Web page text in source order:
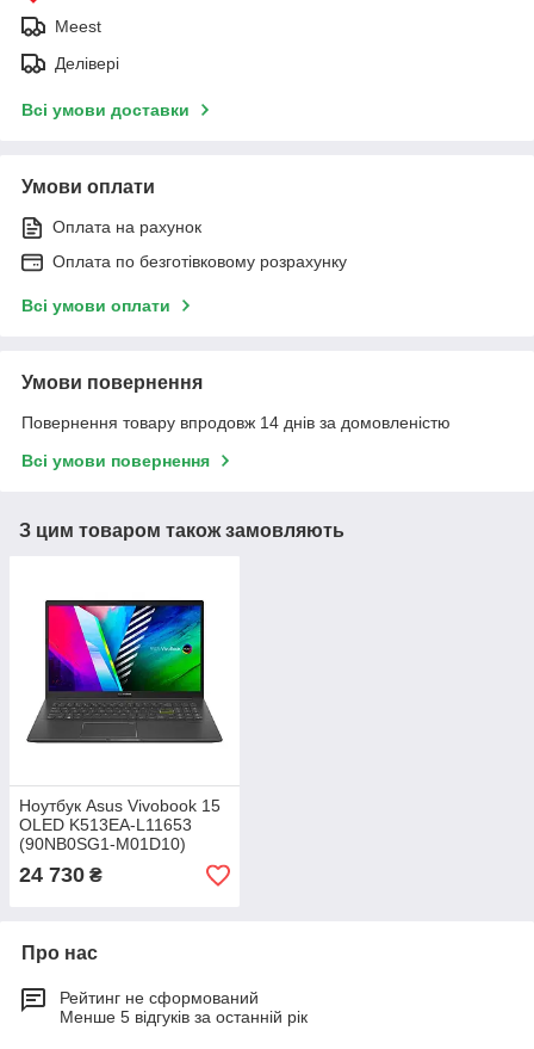
Meest
Делівері
Всі умови доставки
Умови оплати
Оплата на рахунок
Оплата по безготівковому розрахунку
Всі умови оплати
Умови повернення
Повернення товару впродовж 14 днів за домовленістю
Всі умови повернення
З цим товаром також замовляють
Ноутбук Asus Vivobook 15
OLED K513EA-L11653
(90NB0SG1-M01D10)
24 730 ₴
Про нас
Рейтинг не сформований
Менше 5 відгуків за останній рік